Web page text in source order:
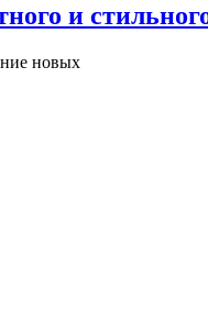
и
новых